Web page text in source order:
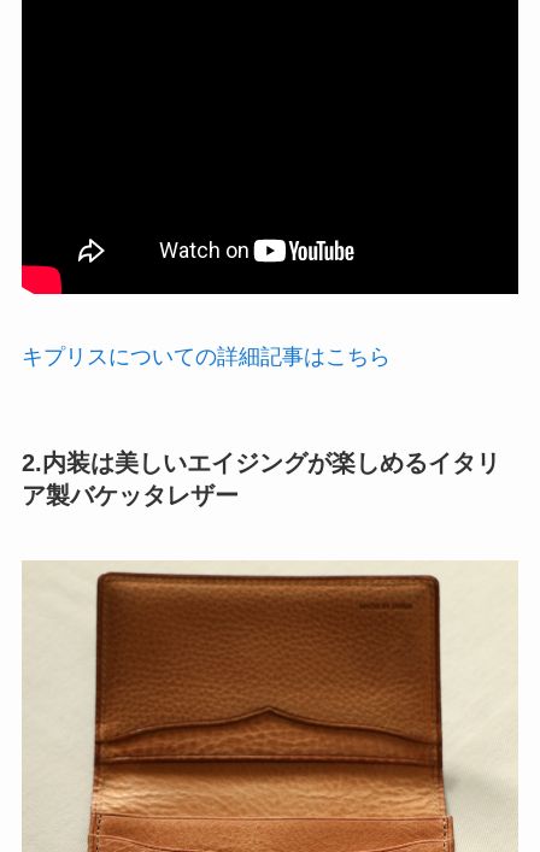
キプリスについての詳細記事はこちら
2.内装は美しいエイジングが楽しめるイタリ
ア製バケッタレザー